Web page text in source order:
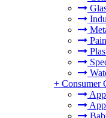
+ Consumer